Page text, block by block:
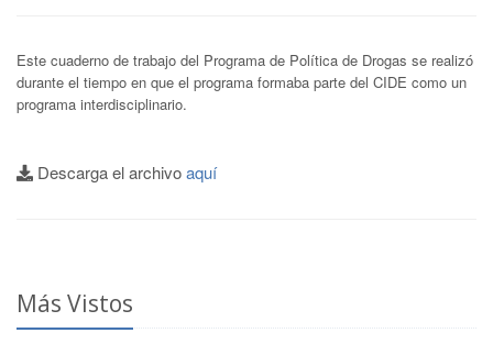
Este cuaderno de trabajo del Programa de Política de Drogas se realizó
durante el tiempo en que el programa formaba parte del CIDE como un
programa interdisciplinario.
Descarga el archivoaquí
Más Vistos